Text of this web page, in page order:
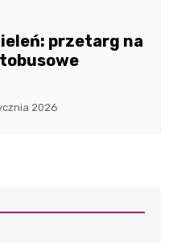
przetarg na
2026